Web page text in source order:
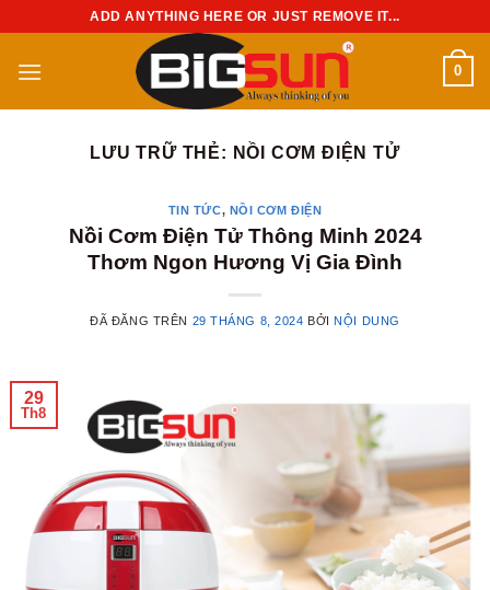
nội
ADD ANYTHING HERE OR JUST REMOVE IT...
0
LƯU TRỮ THẺ: NỒI CƠM ĐIỆN TỬ
TIN TỨC, NỒI CƠM ĐIỆN
Nồi Cơm Điện Tử Thông Minh 2024
Thơm Ngon Hương Vị Gia Đình
ĐÃ ĐĂNG TRÊN 29 THÁNG 8, 2024 BỞINỘI DUNG
29
Th8